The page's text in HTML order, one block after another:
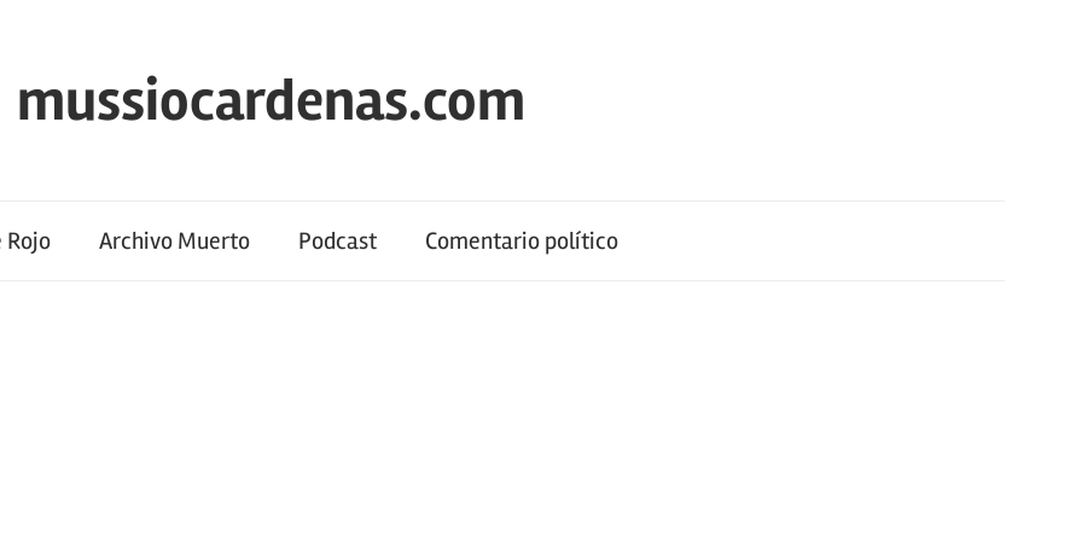
mussiocardenas.com
Archivo Muerto Podcast Comentario político